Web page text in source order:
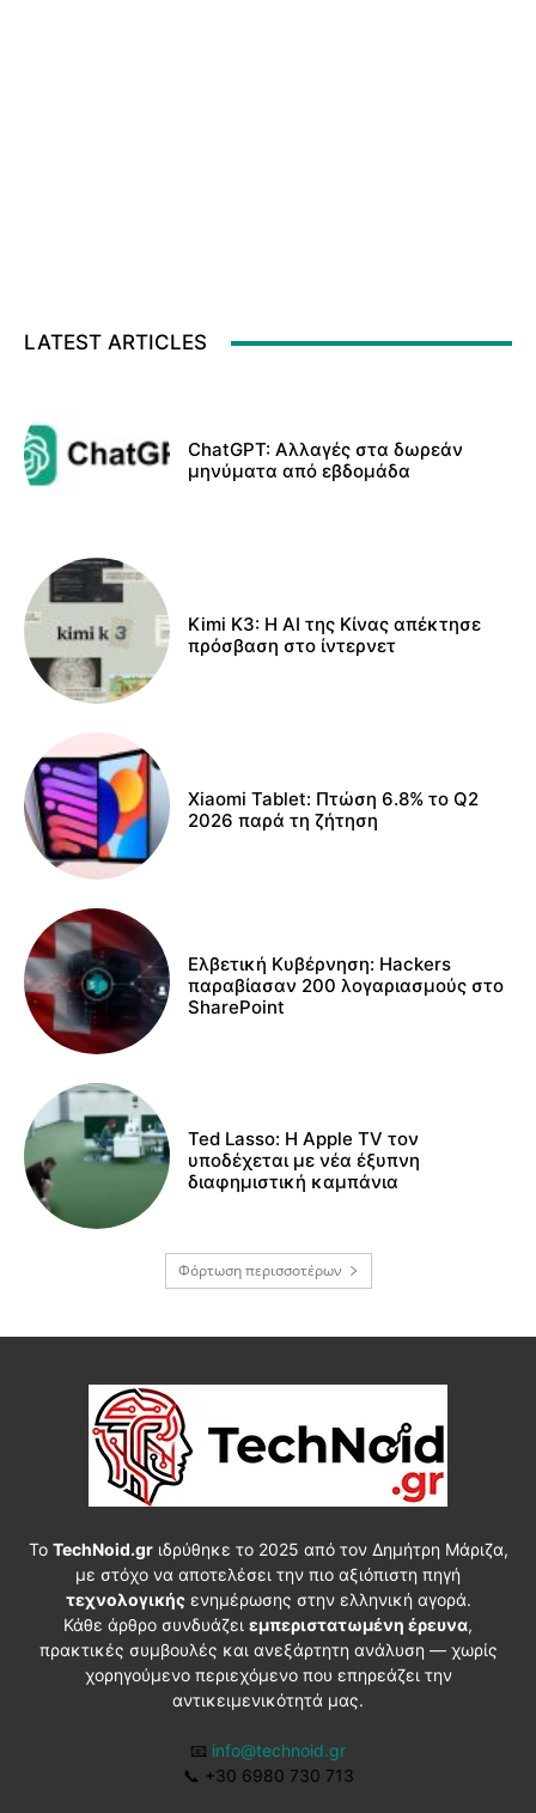
LATEST ARTICLES
ChatGPT: Αλλαγές στα δωρεάν
μηνύματα από εβδομάδα
Kimi K3: Η AI της Κίνας απέκτησε
πρόσβαση στο ίντερνετ
Xiaomi Tablet: Πτώση 6.8% το Q2
2026 παρά τη ζήτηση
Ελβετική Κυβέρνηση: Hackers
παραβίασαν 200 λογαριασμούς στο
SharePoint
Ted Lasso: Η Apple TV τον
υποδέχεται με νέα έξυπνη
διαφημιστική καμπάνια
Φόρτωση περισσοτέρων
Το TechNoid.grιδρύθηκε το 2025 από τον Δημήτρη Μάριζα,
με στόχο να αποτελέσει την πιο αξιόπιστη πηγή
τεχνολογικήςενημέρωσης στην ελληνική αγορά.
Κάθε άρθρο συνδυάζει εμπεριστατωμένη έρευνα,
πρακτικές συμβουλές και ανεξάρτητη ανάλυση — χωρίς
χορηγούμενο περιεχόμενο που επηρεάζει την
αντικειμενικότητά μας.
📧 info@technoid.gr
📞 +30 6980 730 713